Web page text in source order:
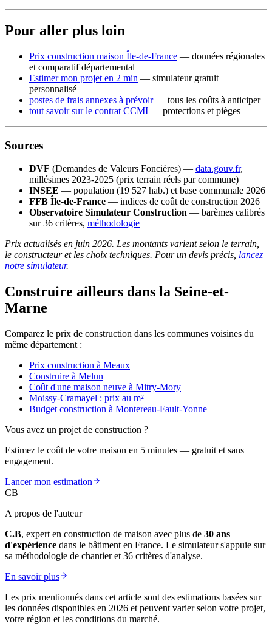
Pour aller plus loin
Prix construction maison Île-de-France — données régionales
et comparatif départemental
Estimer mon projet en 2 min — simulateur gratuit
personnalisé
postes de frais annexes à prévoir— tous les coûts à anticiper
tout savoir sur le contrat CCMI — protections et pièges
Sources
DVF (Demandes de Valeurs Foncières) — data.gouv.fr,
millésimes 2023-2025 (prix terrain réels par commune)
INSEE — population (19 527 hab.) et base communale 2026
FFB Île-de-France — indices de coût de construction 2026
Observatoire Simulateur Construction — barèmes calibrés
sur 36 critères, méthodologie
Prix actualisés en juin 2026. Les montants varient selon le terrain,
le constructeur et les choix techniques. Pour un devis précis, lancez
notre simulateur.
Construire ailleurs dans la Seine-et-
Marne
Comparez le prix de construction dans les communes voisines du
même département :
Prix construction à Meaux
Construire à Melun
Coût d'une maison neuve à Mitry-Mory
Moissy-Cramayel : prix au m²
Budget construction à Montereau-Fault-Yonne
Vous avez un projet de construction ?
Estimez le coût de votre maison en 5 minutes — gratuit et sans
engagement.
Lancer mon estimation
CB
A propos de l'auteur
C.B, expert en construction de maison avec plus de 30 ans
d'expérience dans le bâtiment en France. Le simulateur s'appuie sur
sa méthodologie de chantier et 36 critères d'analyse.
En savoir plus
Les prix mentionnés dans cet article sont des estimations basées sur
les données disponibles en 2026 et peuvent varier selon votre projet,
votre région et les conditions du marché.